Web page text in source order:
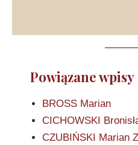
Powiązane wpisy
BROSS Marian
CICHOWSKI
CZUBIŃSKI Marian